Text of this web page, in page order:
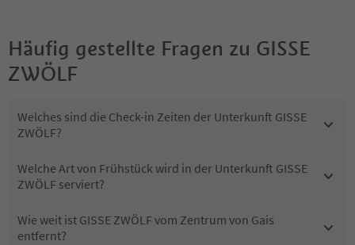
Häufig gestellte Fragen zu GISSE
ZWÖLF
Welches sind die Check-in Zeiten der Unterkunft GISSE
ZWÖLF?
Welche Art von Frühstück wird in der Unterkunft GISSE
ZWÖLF serviert?
Wie weit ist GISSE ZWÖLF vom Zentrum von Gais
entfernt?